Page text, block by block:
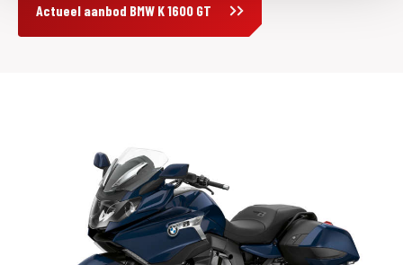
Actueel aanbod BMW K 1600 GT